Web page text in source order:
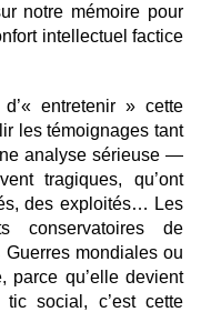
notre mémoire pour
intellectuel factice
entretenir » cette
les témoignages tant
analyse sérieuse —
tragiques, qu’ont
des exploités… Les
conservatoires de
mondiales ou
qu’elle devient
tic social, c’est cette